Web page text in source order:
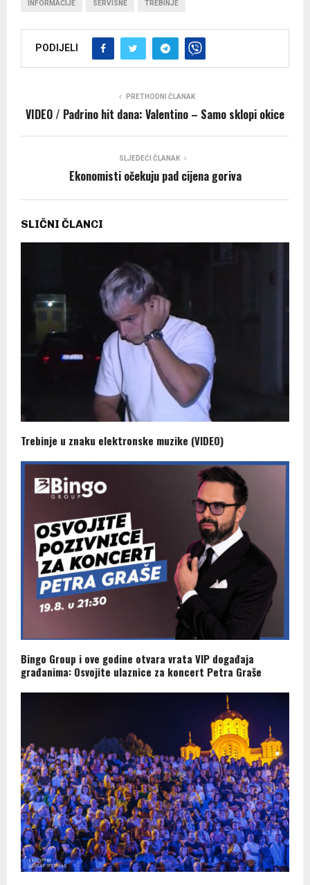
INFORMACIJE SERVISNE TREBINJE
PODIJELI
PRETHODNI ČLANAK
VIDEO / Padrino hit dana: Valentino – Samo sklopi okice
SLJEDEĆI ČLANAK
Ekonomisti očekuju pad cijena goriva
SLIČNI ČLANCI
Trebinje u znaku elektronske muzike (VIDEO)
Bingo Group i ove godine otvara vrata VIP događaja
građanima: Osvojite ulaznice za koncert Petra Graše